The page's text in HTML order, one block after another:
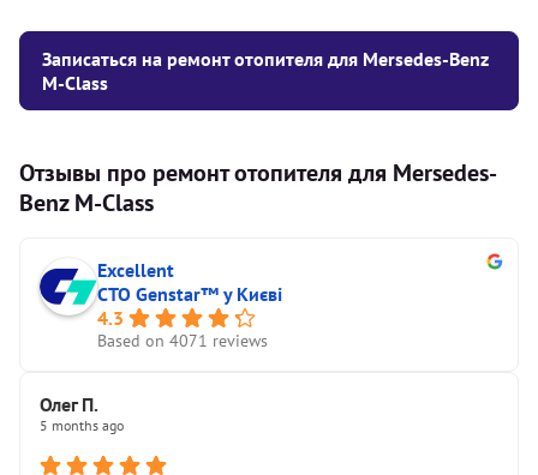
Записаться на ремонт отопителя для Mersedes-Benz
M-Class
Отзывы про ремонт отопителя для Mersedes-
Benz M-Class
Excellent
СТО Genstar™ у Києві
4.3
Based on 4071 reviews
Олег П.
5 months ago